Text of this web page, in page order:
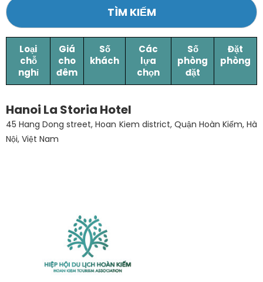
TÌM KIẾM
Loại
chỗ
nghỉ
Giá
cho
đêm
Số
khách
Các
lựa
chọn
Số
phòng
đặt
Đặt
phòng
Hanoi La Storia Hotel
45 Hang Dong street, Hoan Kiem district, Quận Hoàn Kiếm, Hà
Nội, Việt Nam